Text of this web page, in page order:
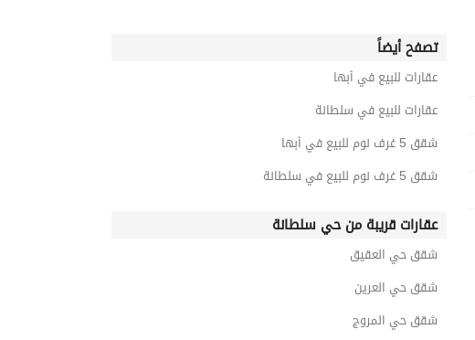
تصفح أيضاً
عقارات للبيع في أبها
عقارات للبيع في سلطانة
شقق 5 غرف نوم للبيع في أبها
شقق 5 غرف نوم للبيع في سلطانة
عقارات قريبة من حي سلطانة
شقق حي العقيق
شقق حي العرين
شقق حي المروج